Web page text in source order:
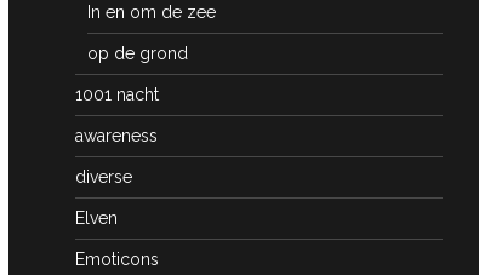
In en om de zee
op de grond
1001 nacht
awareness
diverse
Elven
Emoticons